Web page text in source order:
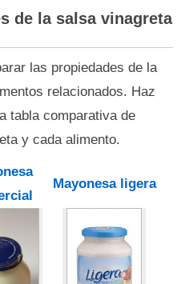
de la salsa vinagreta
las propiedades de la
relacionados. Haz
tabla comparativa de
y cada alimento.
Mayonesa ligera